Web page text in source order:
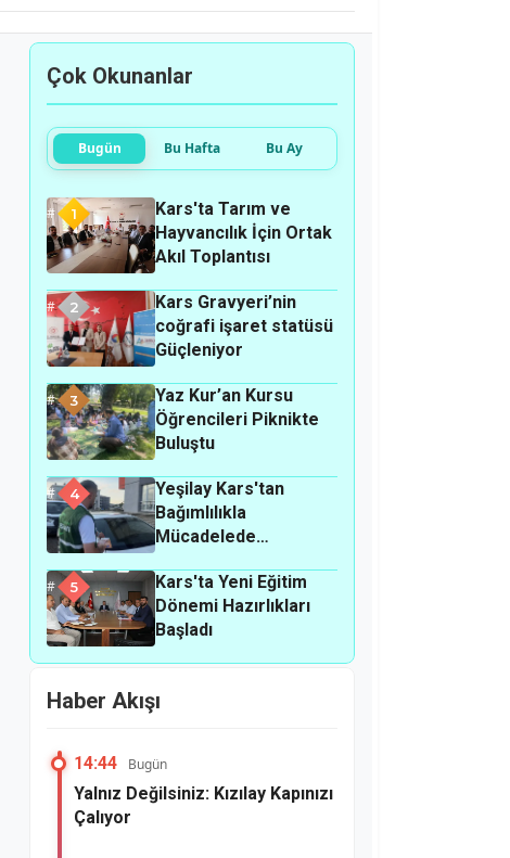
Çok Okunanlar
Bugün Bu Hafta Bu Ay
1
Kars'ta Tarım ve
Hayvancılık İçin Ortak
Akıl Toplantısı
2
Kars Gravyeri’nin
coğrafi işaret statüsü
Güçleniyor
3
Yaz Kur’an Kursu
Öğrencileri Piknikte
Buluştu
4
Yeşilay Kars'tan
Bağımlılıkla
Mücadelede
Seferberliği
5
Kars'ta Yeni Eğitim
Dönemi Hazırlıkları
Başladı
Haber Akışı
14:44 Bugün
Yalnız Değilsiniz: Kızılay Kapınızı
Çalıyor